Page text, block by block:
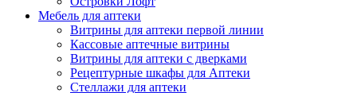
Мебель для аптеки
Витрины для аптеки первой линии
Кассовые аптечные витрины
Витрины для аптеки с дверками
Рецептурные шкафы для Аптеки
Стеллажи для аптеки